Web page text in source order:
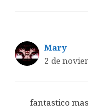
Mary
2 de
fantastico mas q